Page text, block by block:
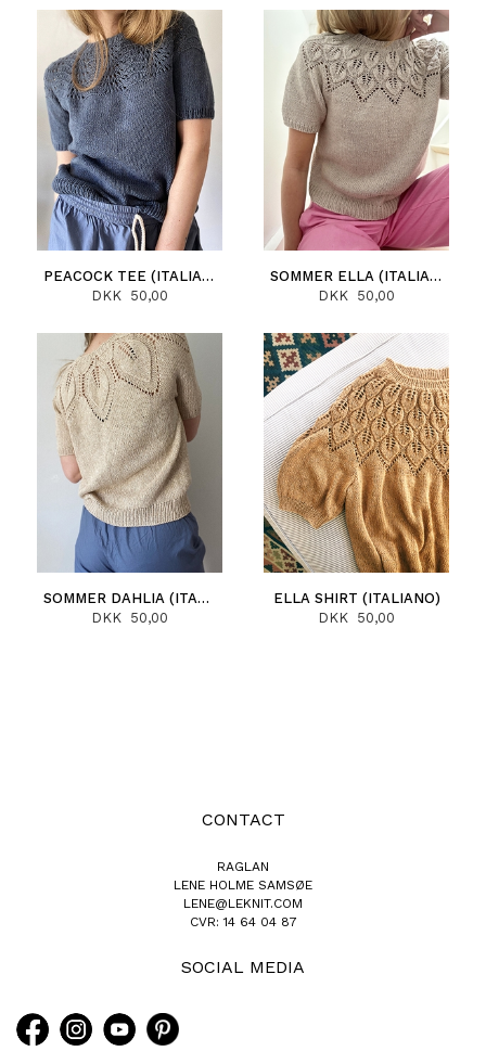
PEACOCK TEE (ITALIANO)
DKK 50,00
SOMMER ELLA (ITALIANO)
DKK 50,00
SOMMER DAHLIA (ITALIANO)
DKK 50,00
ELLA SHIRT (ITALIANO)
DKK 50,00
CONTACT
RAGLAN
LENE HOLME SAMSØE
LENE@LEKNIT.COM
CVR: 14 64 04 87
SOCIAL MEDIA